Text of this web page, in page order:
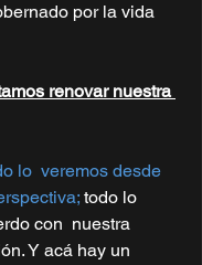
por la vida
renovar nuestra
lo  veremos desde
todo lo
con  nuestra
Y acá hay un